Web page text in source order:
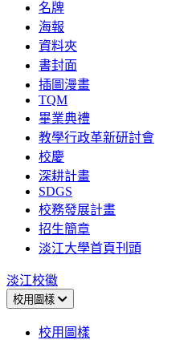
名牌
海報
資料夾
書封面
插圖漫畫
TQM
畢業典禮
教學行政革新研討會
校慶
深耕計畫
SDGS
校務發展計畫
招生簡章
淡江大學首頁刊頭
淡江校徽
校用圖樣
校用圖樣